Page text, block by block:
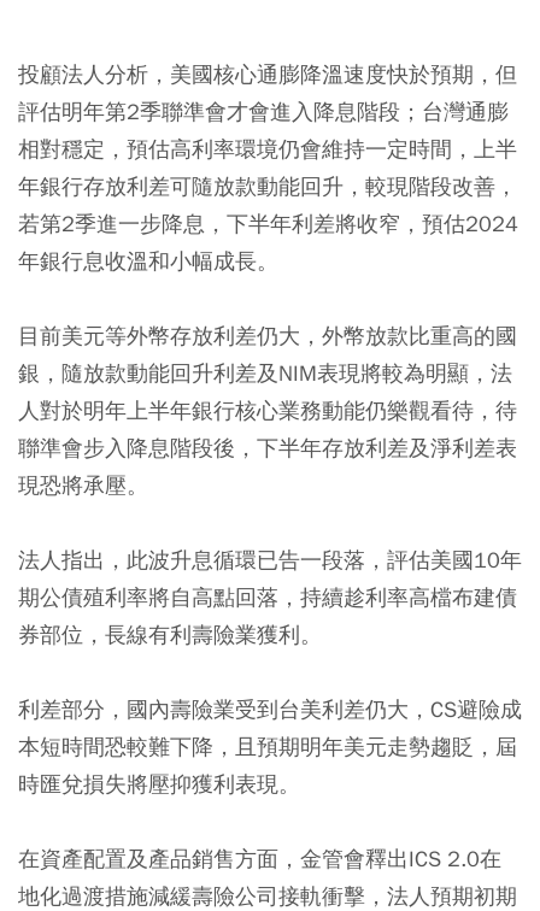
投顧法人分析，美國核心通膨降溫速度快於預期，但
評估明年第2季聯準會才會進入降息階段；台灣通膨
相對穩定，預估高利率環境仍會維持一定時間，上半
年銀行存放利差可隨放款動能回升，較現階段改善，
若第2季進一步降息，下半年利差將收窄，預估2024
年銀行息收溫和小幅成長。
目前美元等外幣存放利差仍大，外幣放款比重高的國
銀，隨放款動能回升利差及NIM表現將較為明顯，法
人對於明年上半年銀行核心業務動能仍樂觀看待，待
聯準會步入降息階段後，下半年存放利差及淨利差表
現恐將承壓。
法人指出，此波升息循環已告一段落，評估美國10年
期公債殖利率將自高點回落，持續趁利率高檔布建債
券部位，長線有利壽險業獲利。
利差部分，國內壽險業受到台美利差仍大，CS避險成
本短時間恐較難下降，且預期明年美元走勢趨貶，屆
時匯兌損失將壓抑獲利表現。
在資產配置及產品銷售方面，金管會釋出ICS 2.0在
地化過渡措施減緩壽險公司接軌衝擊，法人預期初期